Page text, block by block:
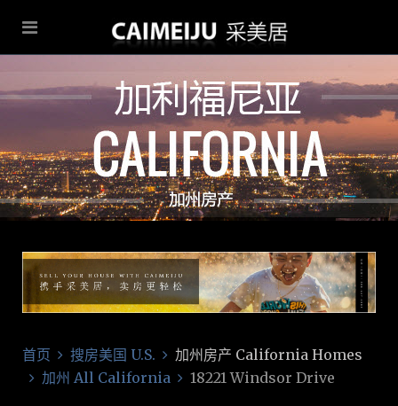
首页 搜房美国 U.S.
加州房产 California Homes
加州 All California
18221 Windsor Drive